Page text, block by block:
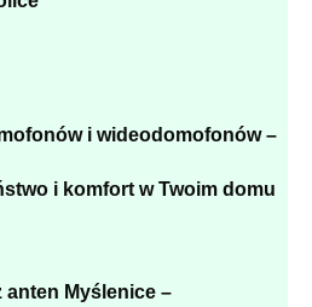
i wideodomofonów –
i komfort w Twoim domu
anten Myślenice –